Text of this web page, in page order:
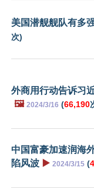
美国潜舰舰队有多
次)
外商用行动告诉习
🖼️ 2024/3/16 (66,190
中国富豪加速润海
陷风波 ▶️ 2024/3/15 (